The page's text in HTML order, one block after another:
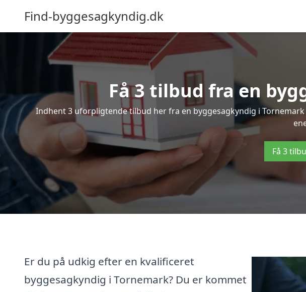
Find-byggesagkyndig.dk
Få 3 tilbud fra en
Indhent 3 uforpligtende tilbud her fra en byggesagkyndig i
Få 3
Er du på udkig efter en kvalificeret
byggesagkyndig i Tornemark? Du er kommet